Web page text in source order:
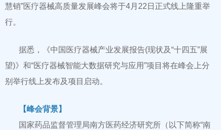
慧销”医疗器械高质量发展峰会将于4月22日正式线上隆重举
行。
据悉，《中国医疗器械产业发展报告(现状及“十四五”展
望)》和“医疗器械智能大数据研究与应用”项目将在峰会上分
别举行线上发布及项目启动。
【峰会背景】
国家药品监督管理局南方医药经济研究所（以下简称“南